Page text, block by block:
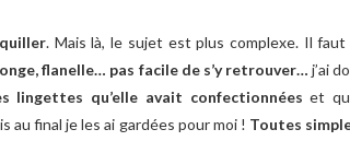
. Mais là, le sujet est plus complexe. Il faut
flanelle… pas facile de s’y retrouver… j’ai
lingettes qu’elle avait confectionnées et
au final je les ai gardées pour moi ! Toutes